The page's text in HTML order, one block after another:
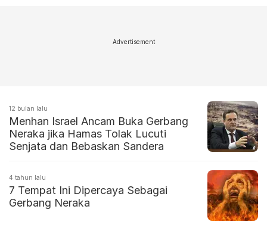
Advertisement
12 bulan lalu
Menhan Israel Ancam Buka Gerbang
Neraka jika Hamas Tolak Lucuti
Senjata dan Bebaskan Sandera
4 tahun lalu
7 Tempat Ini Dipercaya Sebagai
Gerbang Neraka